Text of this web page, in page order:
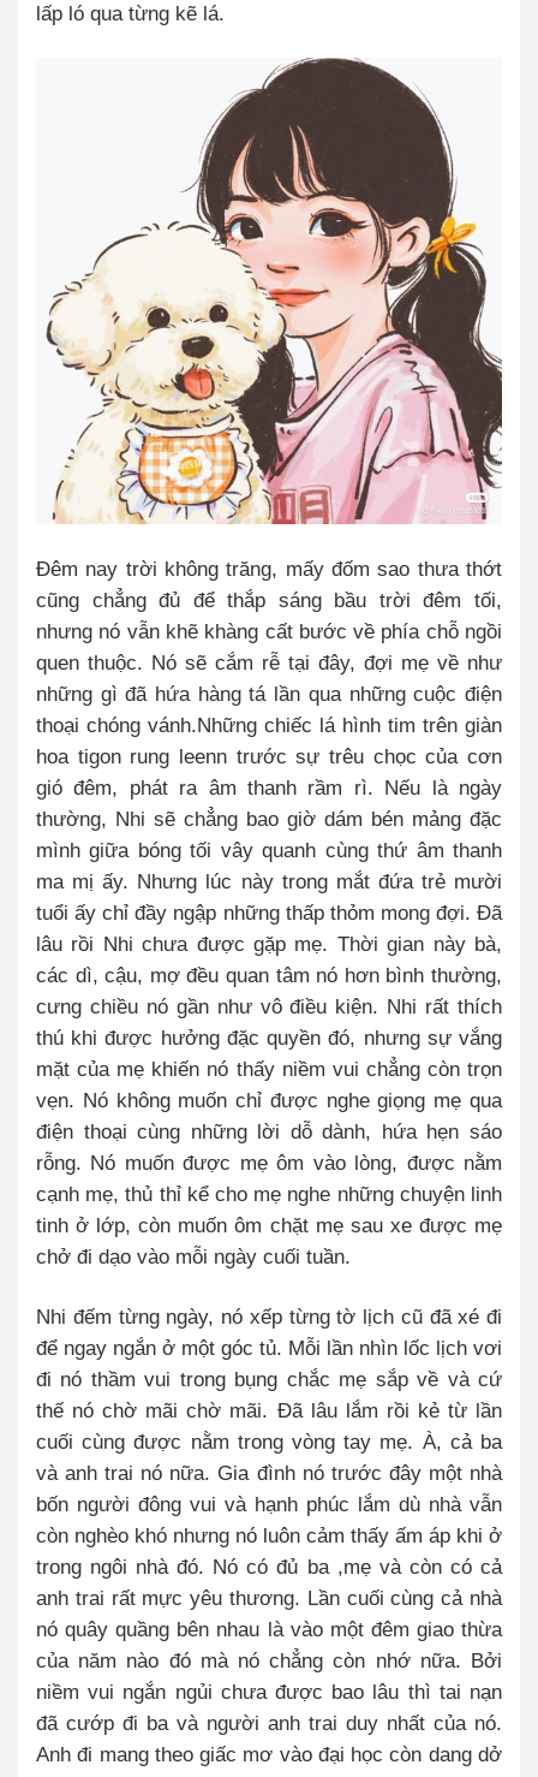
lấp ló qua từng kẽ lá.
Đêm nay trời không trăng, mấy đốm sao thưa thớt
cũng chẳng đủ để thắp sáng bầu trời đêm tối,
nhưng nó vẫn khẽ khàng cất bước về phía chỗ ngồi
quen thuộc. Nó sẽ cắm rễ tại đây, đợi mẹ về như
những gì đã hứa hàng tá lần qua những cuộc điện
thoại chóng vánh.Những chiếc lá hình tim trên giàn
hoa tigon rung leenn trước sự trêu chọc của cơn
gió đêm, phát ra âm thanh rầm rì. Nếu là ngày
thường, Nhi sẽ chẳng bao giờ dám bén mảng đặc
mình giữa bóng tối vây quanh cùng thứ âm thanh
ma mị ấy. Nhưng lúc này trong mắt đứa trẻ mười
tuổi ấy chỉ đầy ngập những thấp thỏm mong đợi. Đã
lâu rồi Nhi chưa được gặp mẹ. Thời gian này bà,
các dì, cậu, mợ đều quan tâm nó hơn bình thường,
cưng chiều nó gần như vô điều kiện. Nhi rất thích
thú khi được hưởng đặc quyền đó, nhưng sự vắng
mặt của mẹ khiến nó thấy niềm vui chẳng còn trọn
vẹn. Nó không muốn chỉ được nghe giọng mẹ qua
điện thoại cùng những lời dỗ dành, hứa hẹn sáo
rỗng. Nó muốn được mẹ ôm vào lòng, được nằm
cạnh mẹ, thủ thỉ kể cho mẹ nghe những chuyện linh
tinh ở lớp, còn muốn ôm chặt mẹ sau xe được mẹ
chở đi dạo vào mỗi ngày cuối tuần.
Nhi đếm từng ngày, nó xếp từng tờ lịch cũ đã xé đi
để ngay ngắn ở một góc tủ. Mỗi lần nhìn lốc lịch vơi
đi nó thầm vui trong bụng chắc mẹ sắp về và cứ
thế nó chờ mãi chờ mãi. Đã lâu lắm rồi kẻ từ lần
cuối cùng được nằm trong vòng tay mẹ. À, cả ba
và anh trai nó nữa. Gia đình nó trước đây một nhà
bốn người đông vui và hạnh phúc lắm dù nhà vẫn
còn nghèo khó nhưng nó luôn cảm thấy ấm áp khi ở
trong ngôi nhà đó. Nó có đủ ba ,mẹ và còn có cả
anh trai rất mực yêu thương. Lần cuối cùng cả nhà
nó quây quầng bên nhau là vào một đêm giao thừa
của năm nào đó mà nó chẳng còn nhớ nữa. Bởi
niềm vui ngắn ngủi chưa được bao lâu thì tai nạn
đã cướp đi ba và người anh trai duy nhất của nó.
Anh đi mang theo giấc mơ vào đại học còn dang dở